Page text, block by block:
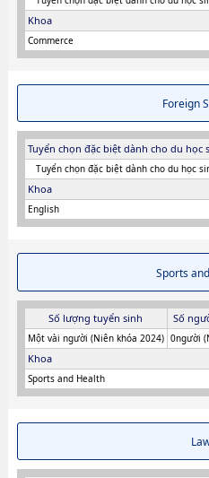
Khoa
Commerce
Foreign
Tuyển chọn đặc biệt dành cho du học
Tuyển chọn đặc biệt dành cho du học
Khoa
English
Sports
Số lượng tuyển sinh Số
Một vài người (Niên khóa 2024) 0người
Khoa
Sports and Health